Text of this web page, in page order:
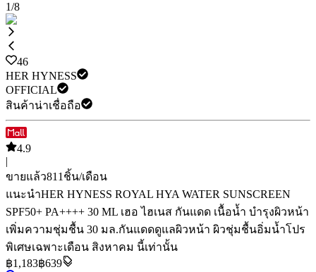
1/8
46
HER HYNESS
OFFICIAL
สินค้าน่าเชื่อถือ
4.9
|
ขายแล้ว811 ชิ้น/เดือน
แนะนำHER HYNESS ROYAL HYA WATER SUNSCREEN
SPF50+ PA++++ 30 ML เฮอ ไฮเนส กันแดด เนื้อน้ำ บำรุงผิวหน้า
เพิ่มความชุ่มชื้น 30 มล.กันแดดดูแลผิวหน้า ผิวชุ่มชื้นอิ่มน้ำโปร
พิเศษเฉพาะเดือน สิงหาคม นี้เท่านั้น
฿1,183฿639